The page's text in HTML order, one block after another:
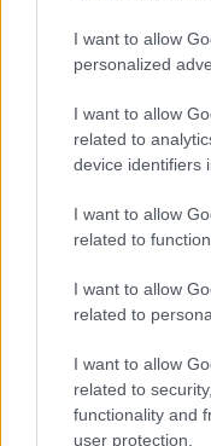
I want to allow
personalized
I want to allow
related to
device identifiers
I want to allow
related to
I want to allow
related to
I want to allow
related to
functionality and
user protection.